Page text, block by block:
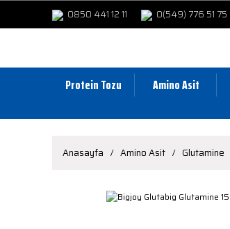
0850 441 12 11 0(549) 776 51 75
Protein Tozu Amino Asit
Anasayfa Amino Asit Glutamine